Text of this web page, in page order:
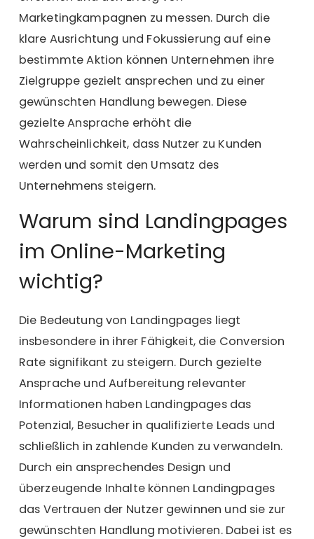
Marketingkampagnen zu messen. Durch die
klare Ausrichtung und Fokussierung auf eine
bestimmte Aktion können Unternehmen ihre
Zielgruppe gezielt ansprechen und zu einer
gewünschten Handlung bewegen. Diese
gezielte Ansprache erhöht die
Wahrscheinlichkeit, dass Nutzer zu Kunden
werden und somit den Umsatz des
Unternehmens steigern.
Warum sind Landingpages
im Online-Marketing
wichtig?
Die Bedeutung von Landingpages liegt
insbesondere in ihrer Fähigkeit, die Conversion
Rate signifikant zu steigern. Durch gezielte
Ansprache und Aufbereitung relevanter
Informationen haben Landingpages das
Potenzial, Besucher in qualifizierte Leads und
schließlich in zahlende Kunden zu verwandeln.
Durch ein ansprechendes Design und
überzeugende Inhalte können Landingpages
das Vertrauen der Nutzer gewinnen und sie zur
gewünschten Handlung motivieren. Dabei ist es